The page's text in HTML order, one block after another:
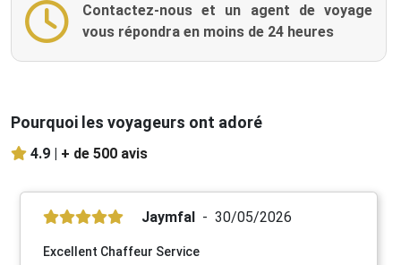
Contactez-nous et un agent de voyage
vous répondra en moins de 24 heures
Pourquoi les voyageurs ont adoré
4.9 | + de 500 avis
Jaymfal 30/05/2026
Excellent Chaffeur Service